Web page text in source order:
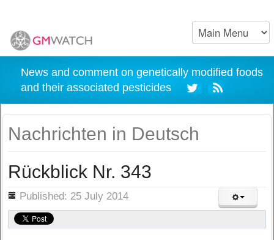
News and comment on genetically modified foods
and their associated pesticides
Nachrichten in Deutsch
Rückblick Nr. 343
Published: 25 July 2014